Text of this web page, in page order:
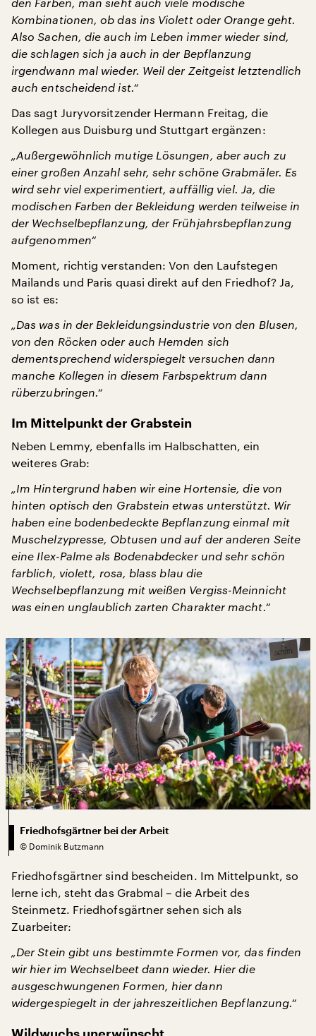
Kombinationen, ob das ins Violett oder Orange geht.
Also Sachen, die auch im Leben immer wieder sind,
die schlagen sich ja auch in der Bepflanzung
irgendwann mal wieder. Weil der Zeitgeist letztendlich
auch entscheidend ist.“
Das sagt Juryvorsitzender Hermann Freitag, die
Kollegen aus Duisburg und Stuttgart ergänzen:
„Außergewöhnlich mutige Lösungen, aber auch zu
einer großen Anzahl sehr, sehr schöne Grabmäler. Es
wird sehr viel experimentiert, auffällig viel. Ja, die
modischen Farben der Bekleidung werden teilweise in
der Wechselbepflanzung, der Frühjahrsbepflanzung
aufgenommen“
Moment, richtig verstanden: Von den Laufstegen
Mailands und Paris quasi direkt auf den Friedhof? Ja,
so ist es:
„Das was in der Bekleidungsindustrie von den Blusen,
von den Röcken oder auch Hemden sich
dementsprechend widerspiegelt versuchen dann
manche Kollegen in diesem Farbspektrum dann
rüberzubringen.“
Im Mittelpunkt der Grabstein
Neben Lemmy, ebenfalls im Halbschatten, ein
weiteres Grab:
„Im Hintergrund haben wir eine Hortensie, die von
hinten optisch den Grabstein etwas unterstützt. Wir
haben eine bodenbedeckte Bepflanzung einmal mit
Muschelzypresse, Obtusen und auf der anderen Seite
eine Ilex-Palme als Bodenabdecker und sehr schön
farblich, violett, rosa, blass blau die
Wechselbepflanzung mit weißen Vergiss-Meinnicht
was einen unglaublich zarten Charakter macht.“
Friedhofsgärtner bei der Arbeit
© Dominik Butzmann
Friedhofsgärtner sind bescheiden. Im Mittelpunkt, so
lerne ich, steht das Grabmal – die Arbeit des
Steinmetz. Friedhofsgärtner sehen sich als
Zuarbeiter:
„Der Stein gibt uns bestimmte Formen vor, das finden
wir hier im Wechselbeet dann wieder. Hier die
ausgeschwungenen Formen, hier dann
widergespiegelt in der jahreszeitlichen Bepflanzung.“